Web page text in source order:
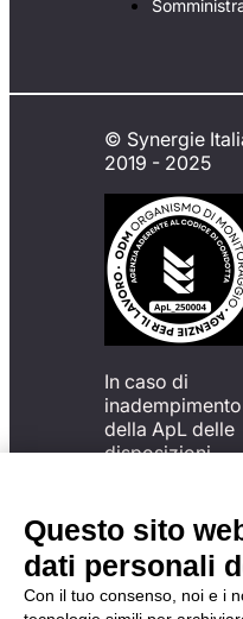
© Synergie
2019 - 2025
In caso di
della ApL delle
disposizioni
possibile
reclamo
all’Organismo
Monitoraggio
una delle
Questo sito
dati personali
Con il tuo consenso, noi e i